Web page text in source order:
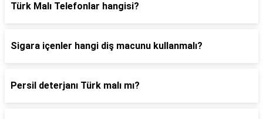
Türk Malı Telefonlar hangisi?
Sigara içenler hangi diş macunu kullanmalı?
Persil deterjanı Türk malı mı?